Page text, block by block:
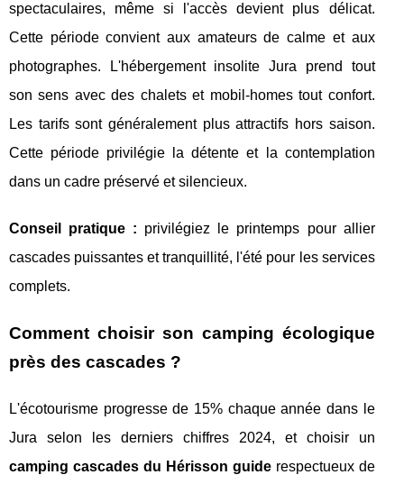
spectaculaires, même si l'accès devient plus délicat.
Cette période convient aux amateurs de calme et aux
photographes. L'hébergement insolite Jura prend tout
son sens avec des chalets et mobil-homes tout confort.
Les tarifs sont généralement plus attractifs hors saison.
Cette période privilégie la détente et la contemplation
dans un cadre préservé et silencieux.
Conseil pratique : privilégiez le printemps pour allier
cascades puissantes et tranquillité, l'été pour les services
complets.
Comment choisir son camping écologique
près des cascades ?
L'écotourisme progresse de 15% chaque année dans le
Jura selon les derniers chiffres 2024, et choisir un
camping cascades du Hérisson guiderespectueux de